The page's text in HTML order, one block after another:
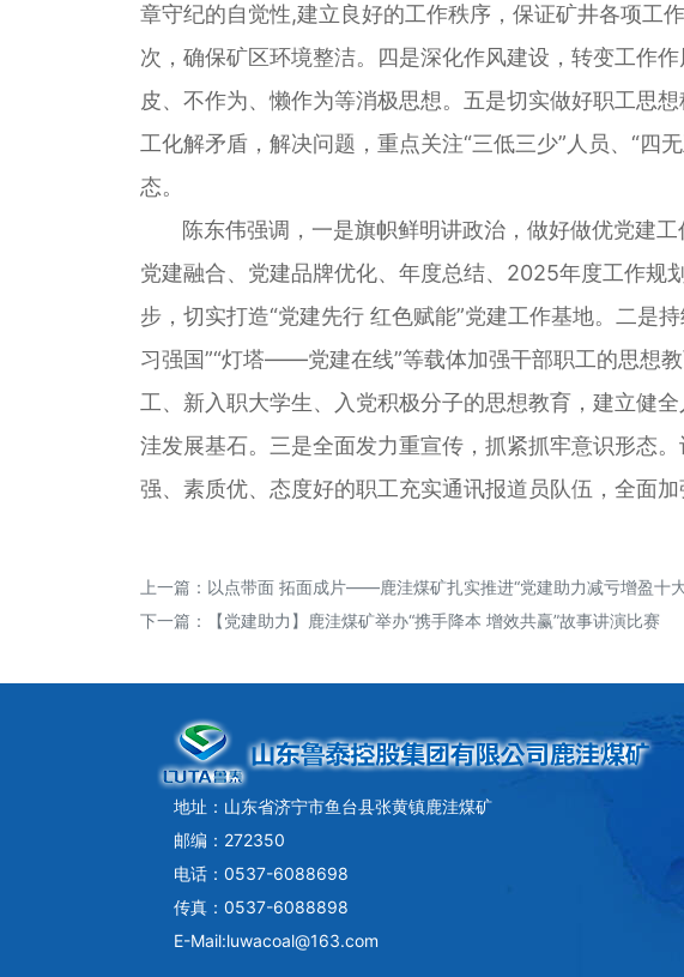
章守纪的自觉性,建立良好的工作秩序，保证矿井各项工
次，确保矿区环境整洁。四是深化作风建设，转变工作
皮、不作为、懒作为等消极思想。五是切实做好职工思
工化解矛盾，解决问题，重点关注“三低三少”人员、“四
态。
陈东伟强调，一是旗帜鲜明讲政治，做好做优党建工
党建融合、党建品牌优化、年度总结、2025年度工作规
步，切实打造“党建先行 红色赋能”党建工作基地。二是
习强国”“灯塔——党建在线”等载体加强干部职工的思想
工、新入职大学生、入党积极分子的思想教育，建立健
洼发展基石。三是全面发力重宣传，抓紧抓牢意识形态
强、素质优、态度好的职工充实通讯报道员队伍，全面
上一篇： 以点带面 拓面成片——鹿洼煤矿扎实推进“党建助力减亏增盈十
下一篇：
【党建助力】鹿洼煤矿举办“携手降本 增效共赢”故事讲演比赛
地址：山东省济宁市鱼台县张黄镇鹿洼煤矿
邮编：272350
电话：0537-6088698
传真：0537-6088898
E-Mail:luwacoal@163.com